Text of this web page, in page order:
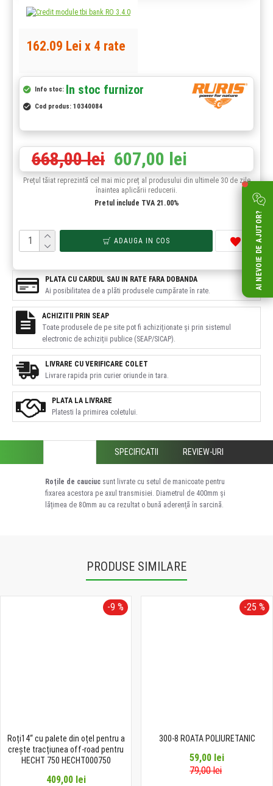
Info stoc: In stoc furnizor
Cod produs: 10340084
607,00 lei
668,00 lei
Prețul tăiat reprezintă cel mai mic preț al produsului din ultimele 30 de zile
înaintea aplicării reducerii.
Pretul include TVA 21.00%
ADAUGA IN COS
162.09 Lei x 4 rate
PLATA LA LIVRARE
Platesti la primirea coletului.
LIVRARE CU VERIFICARE COLET
Livrare rapida prin curier oriunde in tara.
PLATA CU CARDUL SAU IN RATE FARA DOBANDA
Ai posibilitatea de a plăti produsele cumpărate în rate.
ACHIZITII PRIN SEAP
Toate produsele de pe site pot fi achiziționate și prin sistemul
electronic de achiziții publice (SEAP/SICAP).
SPECIFICATII REVIEW-URI
Roţile de cauciuc sunt livrate cu setul de manicoate pentru
fixarea acestora pe axul transmisiei. Diametrul de 400mm şi
lăţimea de 80mm au ca rezultat o bună aderenţă în sarcină.
PRODUSE SIMILARE
-9 %
Roți14“ cu palete din oțel pentru a
crește tracțiunea off-road pentru
HECHT 750 HECHT000750
409,00 lei
-25 %
300-8 ROATA POLIURETANIC
59,00 lei
79,00 lei
AI NEVOIE DE AJUTOR?